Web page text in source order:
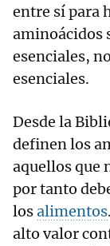
entre sí para
aminoácidos
esenciales,
esenciales.
Desde la
definen los
aquellos que
por tanto
losalimentos
alto valor